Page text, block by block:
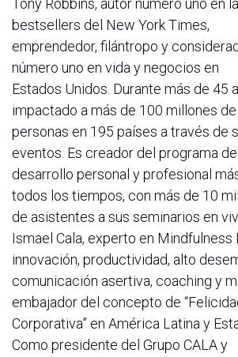
Tony Robbins, autor número uno en
bestsellers del New York Times,
emprendedor, filántropo y
número uno en vida y negocios en
Estados Unidos. Durante más de 45
impactado a más de 100 millones de
personas en 195 países a través de
eventos. Es creador del programa de
desarrollo personal y profesional
todos los tiempos, con más de 10
de asistentes a sus seminarios en
Ismael Cala, experto en Mindfulness
innovación, productividad, alto
comunicación asertiva, coaching y
embajador del concepto de
Corporativa” en América Latina y
Como presidente del Grupo CALA y